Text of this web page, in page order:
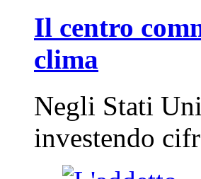
Il centro
clima
Negli Stati
investendo